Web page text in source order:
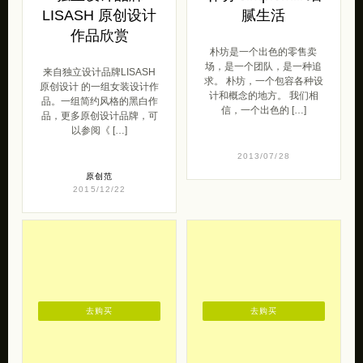
LISASH 原创设计
作品欣赏
来自独立设计品牌LISASH
原创设计 的一组女装设计作
品。一组简约风格的黑白作
品，更多原创设计品牌，可
以参阅《 […]
原创范
2015/12/22
腻生活
朴坊是一个出色的零售卖
场，是一个团队，是一种追
求。 朴坊，一个包容各种设
计和概念的地方。 我们相
信，一个出色的 […]
2013/07/28
去购买 去购买